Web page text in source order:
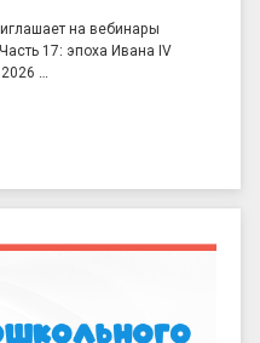
на вебинары
17: эпоха Ивана IV
…